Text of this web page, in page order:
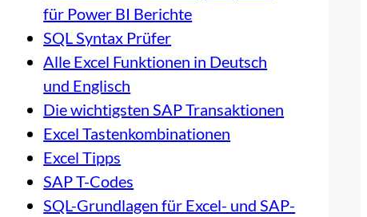
für Power BI Berichte
SQL Syntax Prüfer
Alle Excel Funktionen in Deutsch
und Englisch
Die wichtigsten SAP Transaktionen
Excel Tastenkombinationen
Excel Tipps
SAP T-Codes
SQL-Grundlagen für Excel- und SAP-